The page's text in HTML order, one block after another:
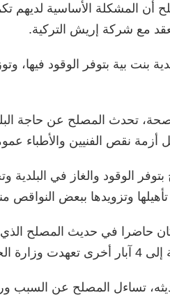
أن المشكلة الأساسية لديهم
مع شركة إريش التركية.
تحدث المصلح عن حاجة
أزمة نقص الفنيين والأطباء
بتوفر الوقود والغاز في
تأهيلها وتزويدها ببعض النواقص
المحلي بحفرها.
تساءل المصلح عن السبب